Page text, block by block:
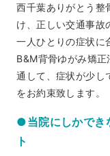
西千葉ありがとう整
け、正しい交通事故
一人ひとりの症状に
B&M背骨ゆがみ矯
通して、症状が少し
をお約束致します。
●当院にしかでき
ト